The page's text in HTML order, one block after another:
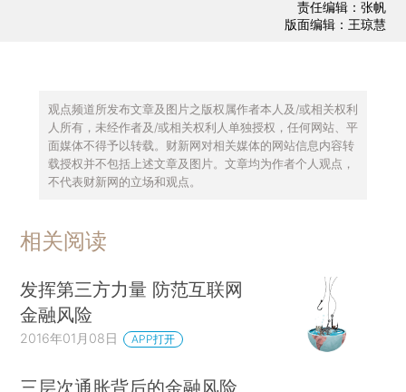
责任编辑：张帆
版面编辑：王琼慧
观点频道所发布文章及图片之版权属作者本人及/或相关权利
人所有，未经作者及/或相关权利人单独授权，任何网站、平
面媒体不得予以转载。财新网对相关媒体的网站信息内容转
载授权并不包括上述文章及图片。文章均为作者个人观点，
不代表财新网的立场和观点。
相关阅读
发挥第三方力量 防范互联网
金融风险
2016年01月08日 APP打开
三层次通胀背后的金融风险